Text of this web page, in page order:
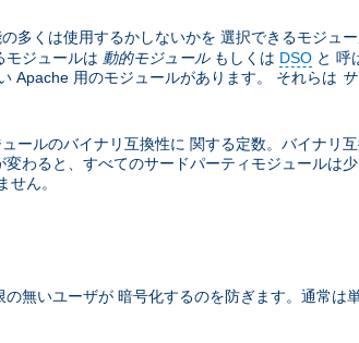
多くは使用するかしないかを 選択できるモジュ
モジュールは 動的モジュールもしくは DSO と 呼
Apache 用のモジュールがあります。 それらは
ールのバイナリ互換性に 関する定数。バイナ
わると、すべてのサードパーティモジュール
ん。
無いユーザが 暗号化するのを防ぎます。通常は